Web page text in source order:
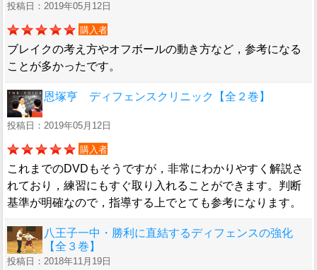
投稿日：2019年05月12日
購入者
ブレイクの考え方やオフボールの動き方など，参考になる
ことが多かったです。
恩塚亨 ディフェンスクリニック【全２巻】
投稿日：2019年05月12日
購入者
これまでのDVDもそうですが，非常にわかりやすく解説さ
れており，練習にもすぐ取り入れることができます。判断
基準が明確なので，指導する上でとても参考になります。
八王子一中・勝利に直結するディフェンスの強化
【全３巻】
投稿日：2018年11月19日